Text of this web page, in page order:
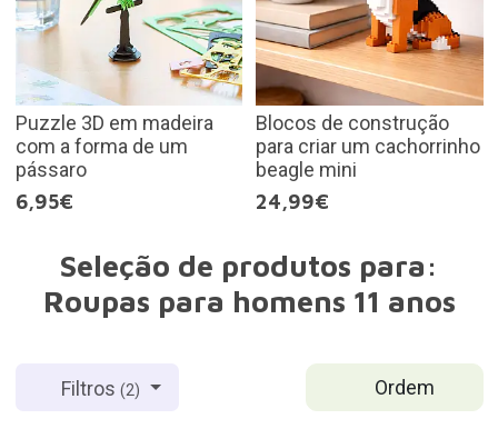
Puzzle 3D em madeira
com a forma de um
pássaro
6,95€
Blocos de construção
para criar um cachorrinho
beagle mini
24,99€
Seleção de produtos para:
Roupas para homens 11 anos
Ordem
Filtros(2)